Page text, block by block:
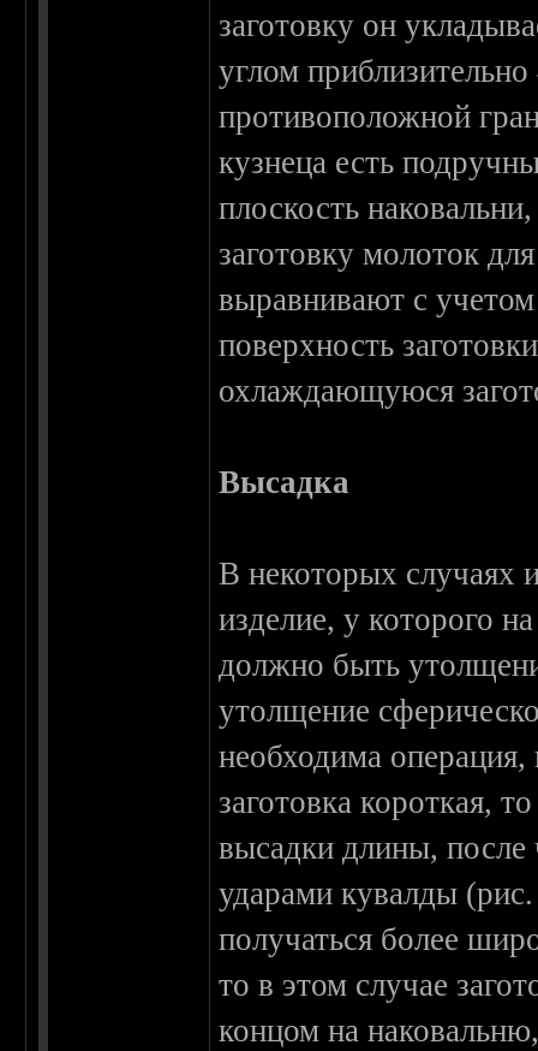
заготовку он
углом
противоположной
кузнеца есть
плоскость
заготовку молоток
выравнивают с
поверхность
охлаждающуюся
Высадка
В некоторых случаях
изделие, у которого
должно быть
утолщение
необходима операция,
заготовка короткая,
высадки длины,
ударами кувалды
получаться более
то в этом случае
концом на